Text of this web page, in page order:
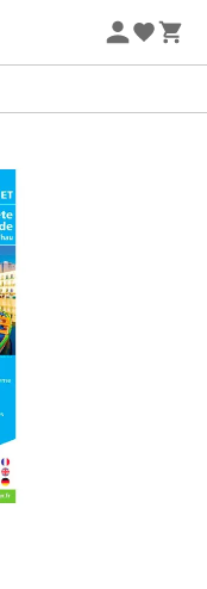
köp av 2 produkter*